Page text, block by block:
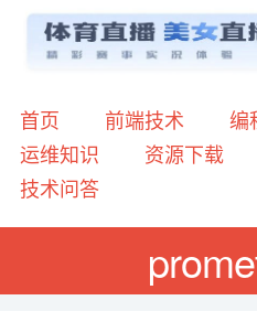
首页 前端技术 编
运维知识
资源下载
技术问答